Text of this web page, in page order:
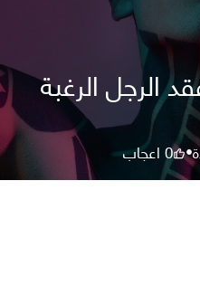
الرجل الرغبة
•
0اعجاب